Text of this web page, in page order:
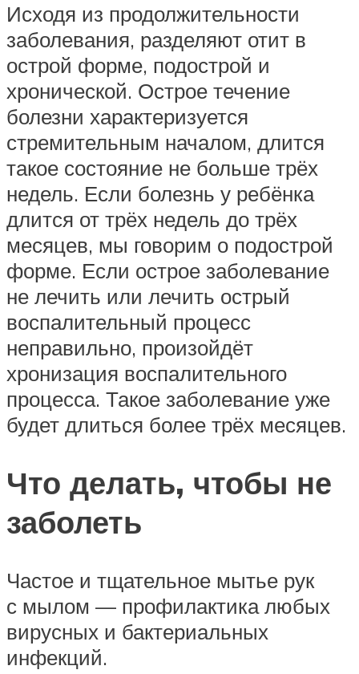
Исходя из продолжительности
заболевания, разделяют отит в
острой форме, подострой и
хронической. Острое течение
болезни характеризуется
стремительным началом, длится
такое состояние не больше трёх
недель. Если болезнь у ребёнка
длится от трёх недель до трёх
месяцев, мы говорим о подострой
форме. Если острое заболевание
не лечить или лечить острый
воспалительный процесс
неправильно, произойдёт
хронизация воспалительного
процесса. Такое заболевание уже
будет длиться более трёх месяцев.
Что делать, чтобы не
заболеть
Частое и тщательное мытье рук
с мылом — профилактика любых
вирусных и бактериальных
инфекций.